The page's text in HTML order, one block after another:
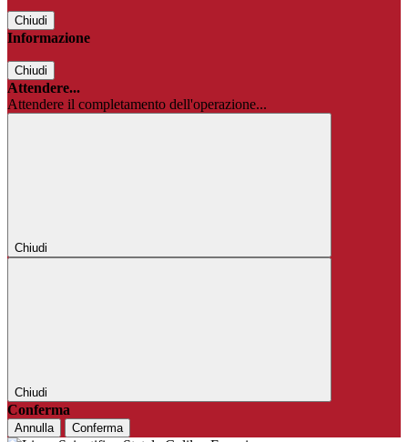
Chiudi
Informazione
Chiudi
Attendere...
Attendere il completamento dell'operazione...
Chiudi
Chiudi
Conferma
Annulla Conferma